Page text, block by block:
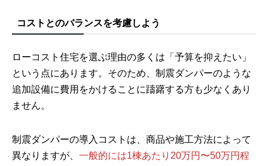
コストとのバランスを考慮しよう
ローコスト住宅を選ぶ理由の多くは「予算を抑えたい」
という点にあります。そのため、制震ダンパーのような
追加設備に費用をかけることに躊躇する方も少なくあり
ません。
制震ダンパーの導入コストは、商品や施工方法によって
異なりますが、 一般的には1棟あたり20万円〜50万円程